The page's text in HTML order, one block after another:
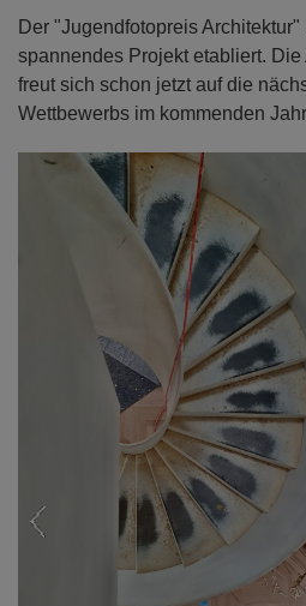
Der "Jugendfotopreis
spannendes Projekt etabliert.
freut sich schon jetzt auf die
Wettbewerbs im kommenden
Previous